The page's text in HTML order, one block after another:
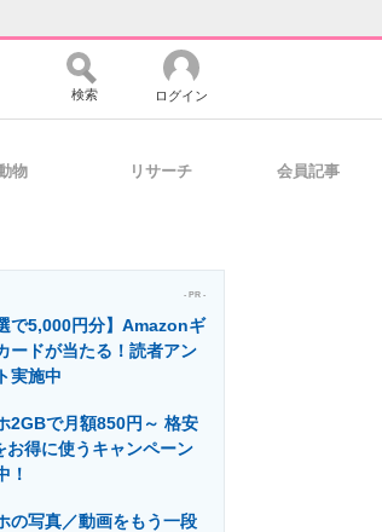
マーケ×ITの今がよく分かる
検索 ログイン
物 リサーチ 会員記事
- PR -
で5,000円分】Amazonギ
ードが当たる！読者アン
実施中
2GBで月額850円～ 格安
お得に使うキャンペーン
！
の写真／動画をもう一段